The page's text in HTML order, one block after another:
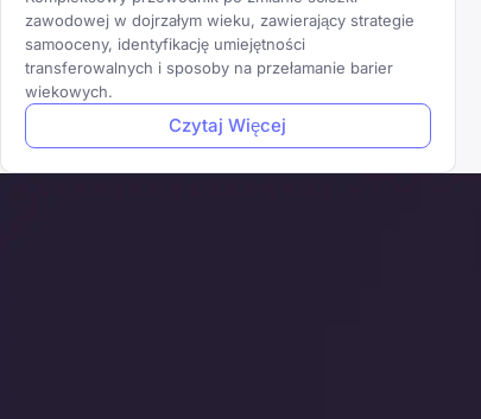
zawodowej w dojrzałym wieku, zawierający strategie
samooceny, identyfikację umiejętności
transferowalnych i sposoby na przełamanie barier
wiekowych.
Czytaj Więcej